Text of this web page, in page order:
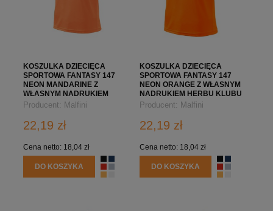
KOSZULKA DZIECIĘCA
SPORTOWA FANTASY 147
NEON MANDARINE Z
WŁASNYM NADRUKIEM
HERBU KLUBU
Producent: Malfini
22,19 zł
Cena netto: 18,04 zł
DO KOSZYKA
KOSZULKA DZIECIĘCA
SPORTOWA FANTASY 147
NEON ORANGE Z WŁASNYM
NADRUKIEM HERBU KLUBU
Producent: Malfini
22,19 zł
Cena netto: 18,04 zł
DO KOSZYKA